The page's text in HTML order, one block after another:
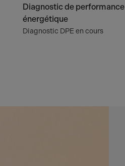
Diagnostic de performance
énergétique
Diagnostic DPE en cours